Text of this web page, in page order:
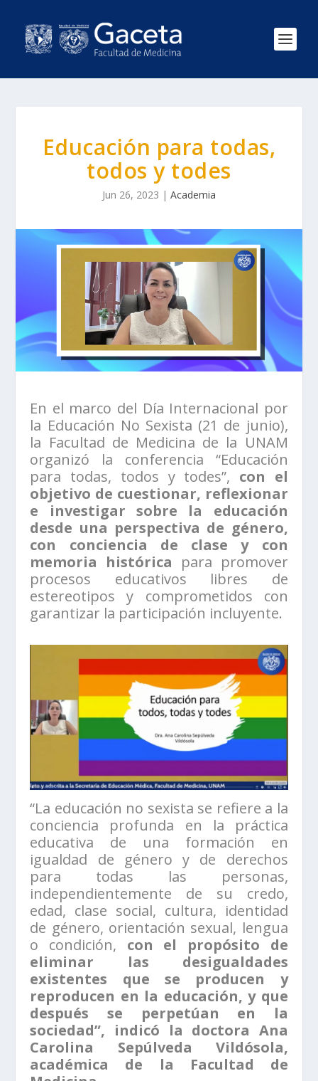
Educación para todas,
todos y todes
Jun 26, 2023 | Academia
En el marco del Día Internacional por
la Educación No Sexista (21 de junio),
la Facultad de Medicina de la UNAM
organizó la conferencia “Educación
para todas, todos y todes”, con el
objetivo de cuestionar, reflexionar
e investigar sobre la educación
desde una perspectiva de género,
con conciencia de clase y con
memoria histórica para promover
procesos educativos libres de
estereotipos y comprometidos con
garantizar la participación incluyente.
“La educación no sexista se refiere a la
conciencia profunda en la práctica
educativa de una formación en
igualdad de género y de derechos
para todas las personas,
independientemente de su credo,
edad, clase social, cultura, identidad
de género, orientación sexual, lengua
o condición, con el propósito de
eliminar las desigualdades
existentes que se producen y
reproducen en la educación, y que
después se perpetúan en la
sociedad”, indicó la doctora Ana
Carolina Sepúlveda Vildósola,
académica de la Facultad de